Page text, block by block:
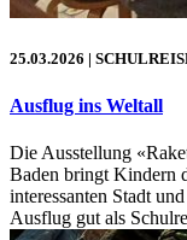
25.03.2026 |
Ausflug ins Weltall
Die Ausstellung
Baden bringt Kindern
interessanten Stadt
Ausflug gut als